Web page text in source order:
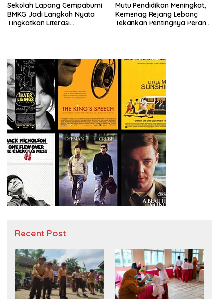
Sekolah Lapang Gempabumi
BMKG Jadi Langkah Nyata
Tingkatkan Literasi
Mutu Pendidikan Meningkat,
Kemenag Rejang Lebong
Tekankan Pentingnya Peran
Recent Post